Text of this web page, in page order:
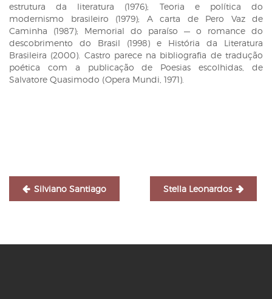
estrutura da literatura (1976); Teoria e política do
modernismo brasileiro (1979); A carta de Pero Vaz de
Caminha (1987); Memorial do paraíso — o romance do
descobrimento do Brasil (1998) e História da Literatura
Brasileira (2000). Castro parece na bibliografia de tradução
poética com a publicação de Poesias escolhidas, de
Salvatore Quasimodo (Opera Mundi, 1971).
Silviano Santiago Stella Leonardos